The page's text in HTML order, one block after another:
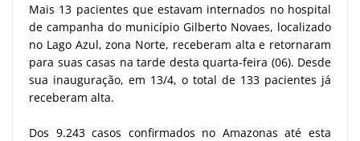
Mais 13 pacientes que estavam internados no hospital
de campanha do município Gilberto Novaes, localizado
no Lago Azul, zona Norte, receberam alta e retornaram
para suas casas na tarde desta quarta-feira (06). Desde
sua inauguração, em 13/4, o total de 133 pacientes já
receberam alta.
Dos 9.243 casos confirmados no Amazonas até esta